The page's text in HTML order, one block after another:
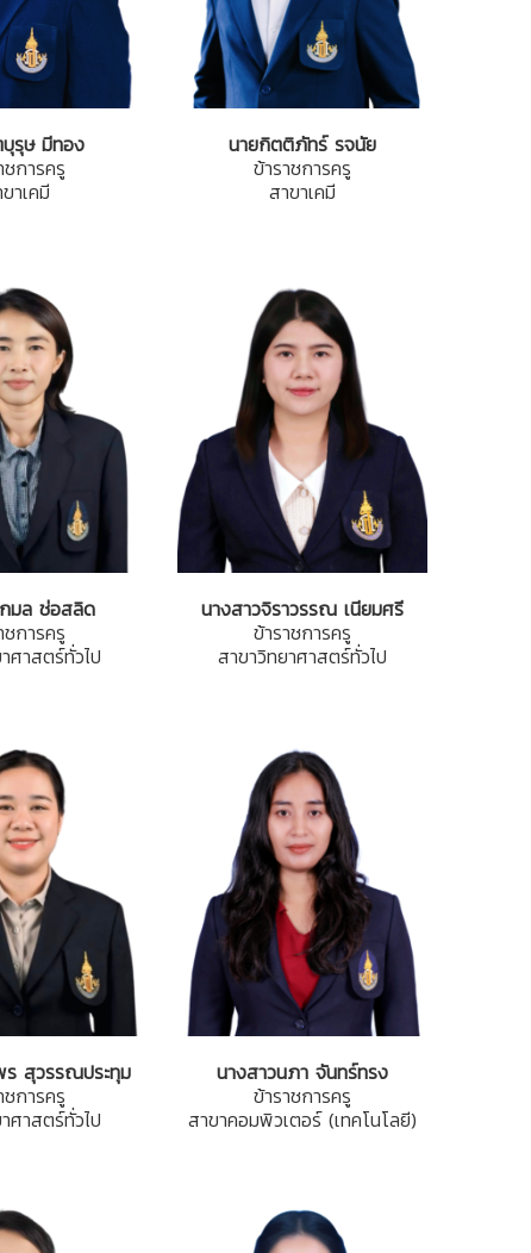
รุษ มีทอง
ชการครู
าเคมี
นายกิตติภัทร์ รจนัย
ข้าราชการครู
สาขาเคมี
มล ช่อสลิด
ชการครู
ศาสตร์ทั่วไป
นางสาวจิราวรรณ เนียมศรี
ข้าราชการครู
สาขาวิทยาศาสตร์ทั่วไป
ร สุวรรณประทุม
ชการครู
ศาสตร์ทั่วไป
นางสาวนภา จันทร์ทรง
ข้าราชการครู
สาขาคอมพิวเตอร์ (เทคโนโลยี)